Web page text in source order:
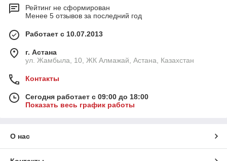
Рейтинг не сформирован
Менее 5 отзывов за последний год
Работает с 10.07.2013
г. Астана
ул. Жамбыла, 10, ЖК Алмажай, Астана, Казахстан
Контакты
Сегодня работает с 09:00 до 18:00
Показать весь график работы
О нас